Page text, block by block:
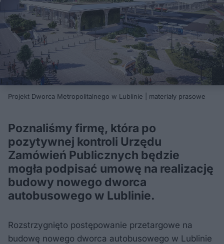
Projekt Dworca Metropolitalnego w Lublinie | materiały prasowe
Poznaliśmy firmę, która po
pozytywnej kontroli Urzędu
Zamówień Publicznych będzie
mogła podpisać umowę na realizację
budowy nowego dworca
autobusowego w Lublinie.
Rozstrzygnięto postępowanie przetargowe na
budowę nowego dworca autobusowego w Lublinie